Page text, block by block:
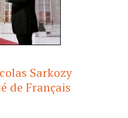
Sarkozy
de Français